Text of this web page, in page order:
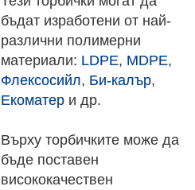
бъдат изработени от най-
различни полимерни
материали: LDPE, MDPE,
Флексосийл, Би-калър,
Екоматери др.
Върху торбичките може да
бъде поставен
висококачествен